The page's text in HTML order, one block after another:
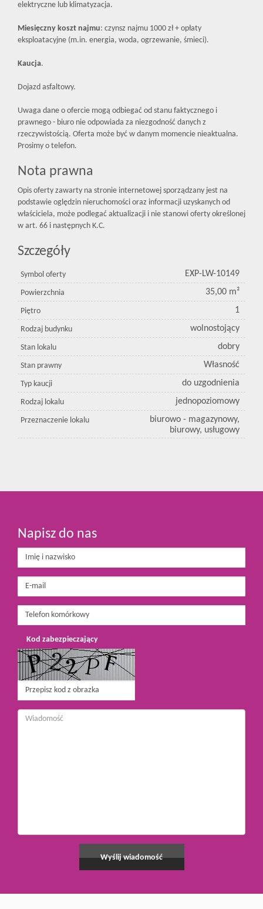
elektryczne lub klimatyzacja.
Miesięczny koszt najmu: czynsz najmu 1000 zł + opłaty
eksploatacyjne (m.in. energia, woda, ogrzewanie, śmieci).
Kaucja.
Dojazd asfaltowy.
Uwaga dane o ofercie mogą odbiegać od stanu faktycznego i
prawnego - biuro nie odpowiada za niezgodność danych z
rzeczywistością. Oferta może być w danym momencie nieaktualna.
Prosimy o telefon.
Nota prawna
Opis oferty zawarty na stronie internetowej sporządzany jest na
podstawie oględzin nieruchomości oraz informacji uzyskanych od
właściciela, może podlegać aktualizacji i nie stanowi oferty określonej
w art. 66 i następnych K.C.
Szczegóły
Symbol oferty EXP-LW-10149
Powierzchnia 35,00 m²
Piętro 1
Rodzaj budynku wolnostojący
Stan lokalu dobry
Stan prawny Własność
Typ kaucji do uzgodnienia
Rodzaj lokalu jednopoziomowy
Przeznaczenie lokalu
biurowo - magazynowy,
biurowy, usługowy
Napisz do nas
Kod zabezpieczający